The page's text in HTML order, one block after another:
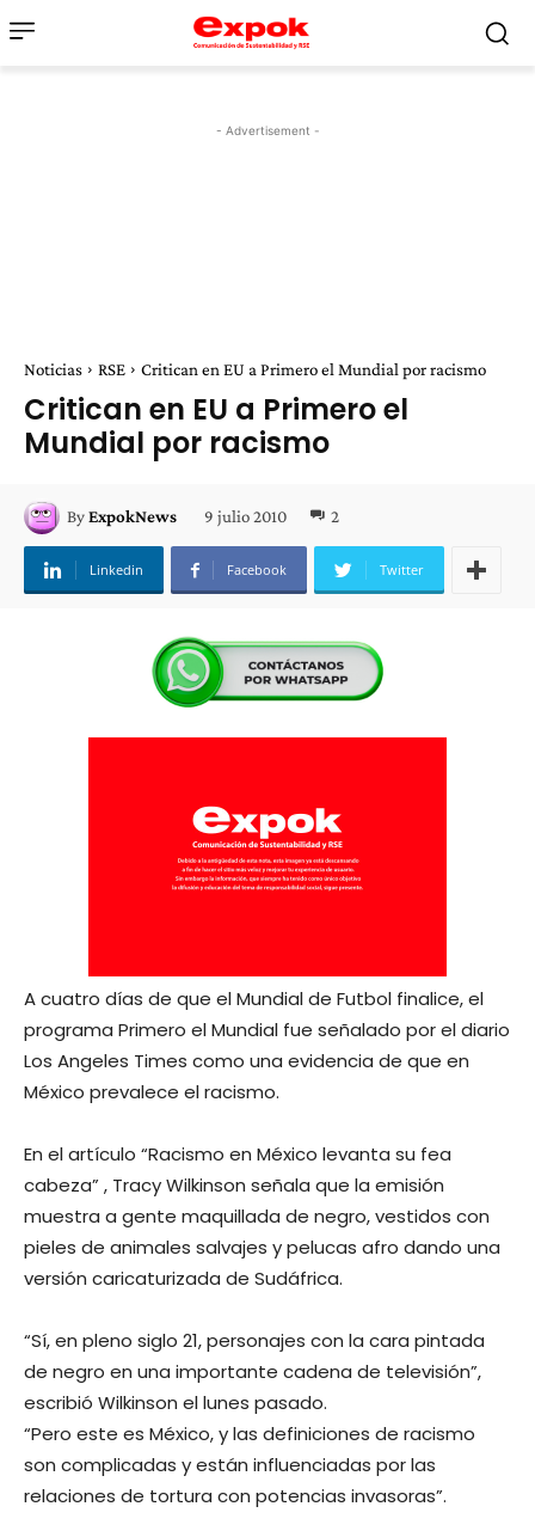
- Advertisement -
Noticias RSE Critican en EU a Primero el Mundial por racismo
Critican en EU a Primero el
Mundial por racismo
ByExpokNews 9 julio 2010 2
Linkedin Facebook Twitter
A cuatro días de que el Mundial de Futbol finalice, el
programa Primero el Mundial fue señalado por el diario
Los Angeles Times como una evidencia de que en
México prevalece el racismo.
En el artículo “Racismo en México levanta su fea
cabeza” , Tracy Wilkinson señala que la emisión
muestra a gente maquillada de negro, vestidos con
pieles de animales salvajes y pelucas afro dando una
versión caricaturizada de Sudáfrica.
“Sí, en pleno siglo 21, personajes con la cara pintada
de negro en una importante cadena de televisión”,
escribió Wilkinson el lunes pasado.
“Pero este es México, y las definiciones de racismo
son complicadas y están influenciadas por las
relaciones de tortura con potencias invasoras”.